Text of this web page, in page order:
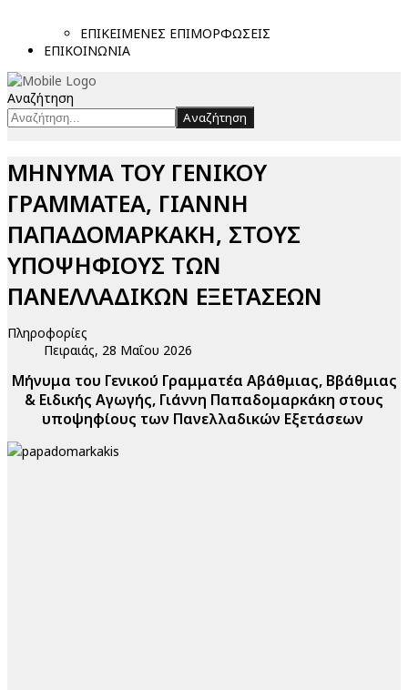
ΕΠΙΚΕΙΜΕΝΕΣ ΕΠΙΜΟΡΦΩΣΕΙΣ
ΕΠΙΚΟΙΝΩΝΙΑ
Αναζήτηση
Αναζήτηση
ΜΗΝΥΜΑ ΤΟΥ ΓΕΝΙΚΟΥ
ΓΡΑΜΜΑΤΕΑ, ΓΙΑΝΝΗ
ΠΑΠΑΔΟΜΑΡΚΑΚΗ, ΣΤΟΥΣ
ΥΠΟΨΗΦΙΟΥΣ ΤΩΝ
ΠΑΝΕΛΛΑΔΙΚΩΝ ΕΞΕΤΑΣΕΩΝ
Πληροφορίες
Πειραιάς, 28 Μαΐου 2026
Μήνυμα του Γενικού Γραμματέα Αβάθμιας, Ββάθμιας
& Ειδικής Αγωγής, Γιάννη Παπαδομαρκάκη στους
υποψηφίους των Πανελλαδικών Εξετάσεων